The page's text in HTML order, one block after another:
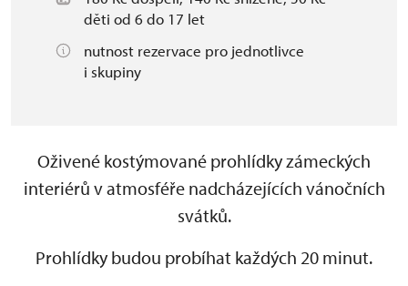
děti od 6 do 17 let
nutnost rezervace pro jednotlivce
i skupiny
Oživené kostýmované prohlídky zámeckých
interiérů v atmosféře nadcházejících vánočních
svátků.
Prohlídky budou probíhat každých 20 minut.